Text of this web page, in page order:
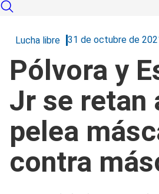
Lucha libre 31 de octubre de
Pólvora y
Jr se retan
pelea
contra